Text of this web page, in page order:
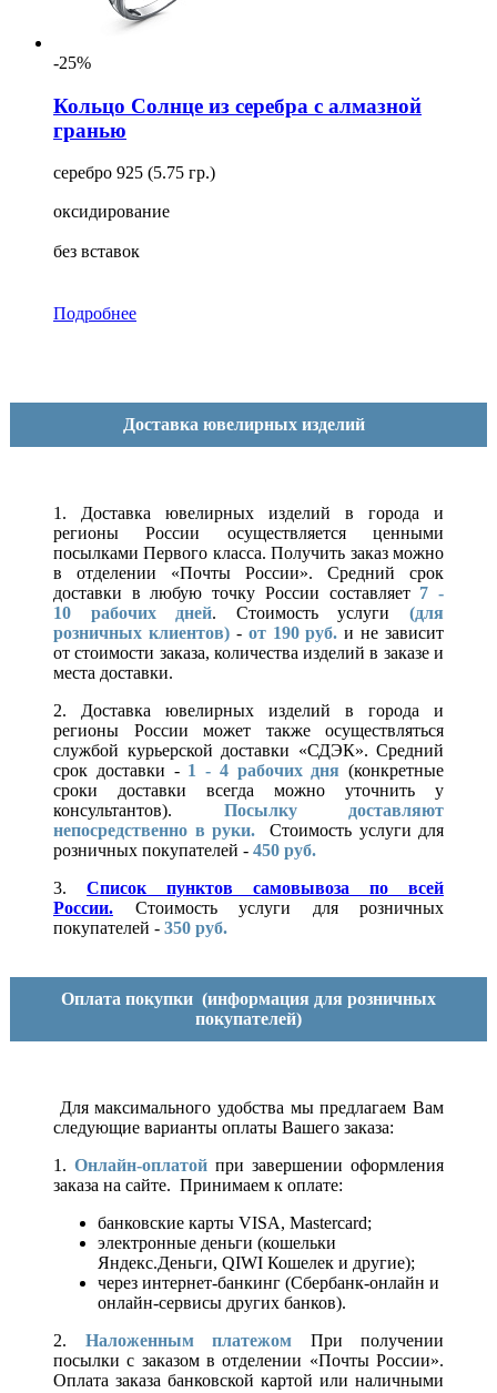
-25%
Кольцо Солнце из серебра с алмазной
гранью
серебро 925 (5.75 гр.)
оксидирование
без вставок
Подробнее
Доставка ювелирных изделий
1. Доставка ювелирных изделий в города и
регионы России осуществляется ценными
посылками Первого класса. Получить заказ можно
в отделении «Почты России». Средний срок
доставки в любую точку России составляет 7 -
10 рабочих дней. Стоимость услуги(для
розничных клиентов)- от 190 руб. и не зависит
от стоимости заказа, количества изделий в заказе и
места доставки.
2. Доставка ювелирных изделий в города и
регионы России может также осуществляться
службой курьерской доставки «СДЭК». Средний
срок доставки - 1 - 4 рабочих дня (конкретные
сроки доставки всегда можно уточнить у
консультантов). Посылку доставляют
непосредственно в руки.
Стоимость услуги для
розничных покупателей - 450 руб.
3. Список пунктов самовывоза по всей
России.
Стоимость услуги для розничных
покупателей - 350 руб.
Оплата покупки (информация для розничных
покупателей)
Для максимального удобства мы предлагаем Вам
следующие варианты оплаты Вашего заказа:
1. Онлайн-оплатой при завершении оформления
заказа на сайте. Принимаем к оплате:
банковские карты VISA, Mastercard;
электронные деньги (кошельки
Яндекс.Деньги, QIWI Кошелек и другие);
через интернет-банкинг (Сбербанк-онлайн и
онлайн-сервисы других банков).
2. Наложенным платежом При получении
посылки с заказом в отделении «Почты России».
Оплата заказа банковской картой или наличными